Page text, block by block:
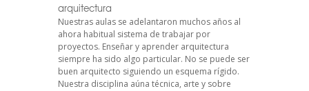
arquitectura
Nuestras aulas se adelantaron muchos años al
ahora habitual sistema de trabajar por
proyectos. Enseñar y aprender arquitectura
siempre ha sido algo particular. No se puede ser
buen arquitecto siguiendo un esquema rígido.
Nuestra disciplina aúna técnica, arte y sobre